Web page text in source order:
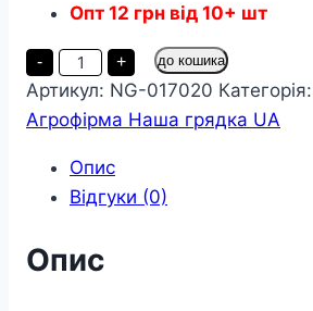
Опт 12 грн від 10+ шт
-
Морква
Ласунка
пакет
20
грамів
+ до кошика
Артикул: NG-017020 Категорія:
Агрофірма Наша грядка UA
Опис
Відгуки (0)
Опис